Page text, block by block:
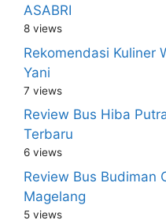
ASABRI
8 views
Rekomendasi Kuliner
Yani
7 views
Review Bus Hiba
Terbaru
6 views
Review Bus Budiman
Magelang
5 views